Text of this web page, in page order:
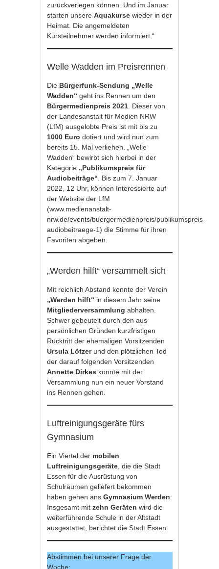
zurückverlegen können. Und im Januar
starten unsereAquakursewieder in der
Heimat. Die angemeldeten
Kursteilnehmer werden informiert.“
Welle Wadden im Preisrennen
Die Bürgerfunk-Sendung „Welle
Wadden“ geht ins Rennen um den
Bürgermedienpreis 2021 . Dieser von
der Landesanstalt für Medien NRW
(LfM) ausgelobte Preis ist mit bis zu
1000 Euro dotiert und wird nun zum
bereits 15. Mal verliehen. „Welle
Wadden“ bewirbt sich hierbei in der
Kategorie „Publikumspreis für
Audiobeiträge“ . Bis zum 7. Januar
2022, 12 Uhr, können Interessierte auf
der Website der LfM
(www.medienanstalt-
nrw.de/events/buergermedienpreis/publikumspreis-
audiobeitraege-1) die Stimme für ihren
Favoriten abgeben.
„Werden hilft“ versammelt sich
Mit reichlich Abstand konnte der Verein
„Werden hilft“ in diesem Jahr seine
Mitgliederversammlungabhalten.
Schwer gebeutelt durch den aus
persönlichen Gründen kurzfristigen
Rücktritt der ehemaligen Vorsitzenden
Ursula Lötzerund den plötzlichen Tod
der darauf folgenden Vorsitzenden
Annette Dirkes konnte mit der
Versammlung nun ein neuer Vorstand
ins Rennen gehen.
Luftreinigungsgeräte fürs
Gymnasium
Ein Viertel der mobilen
Luftreinigungsgeräte , die die Stadt
Essen für die Ausrüstung von
Schulräumen geliefert bekommen
haben gehen ansGymnasium Werden:
Insgesamt mitzehn Geräten wird die
weiterführende Schule in der Altstadt
ausgestattet, berichtet die Stadt Essen.
Abstimmen bei unserer Frage der
Woche: